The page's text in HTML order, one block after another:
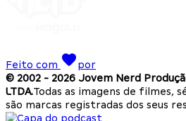
Feito com
por
© 2002 - 2026 Jovem Nerd
LTDA.Todas as imagens de filmes,
são marcas registradas dos seus